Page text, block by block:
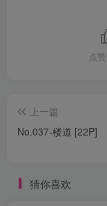
点赞
上一篇
No.037-楼道 [22P]
猜你喜欢